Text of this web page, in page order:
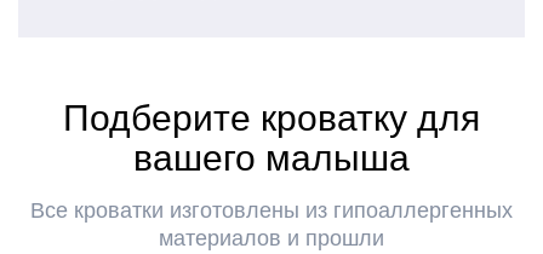
Подберите кроватку для
вашего малыша
Все кроватки изготовлены из гипоаллергенных
материалов и прошли